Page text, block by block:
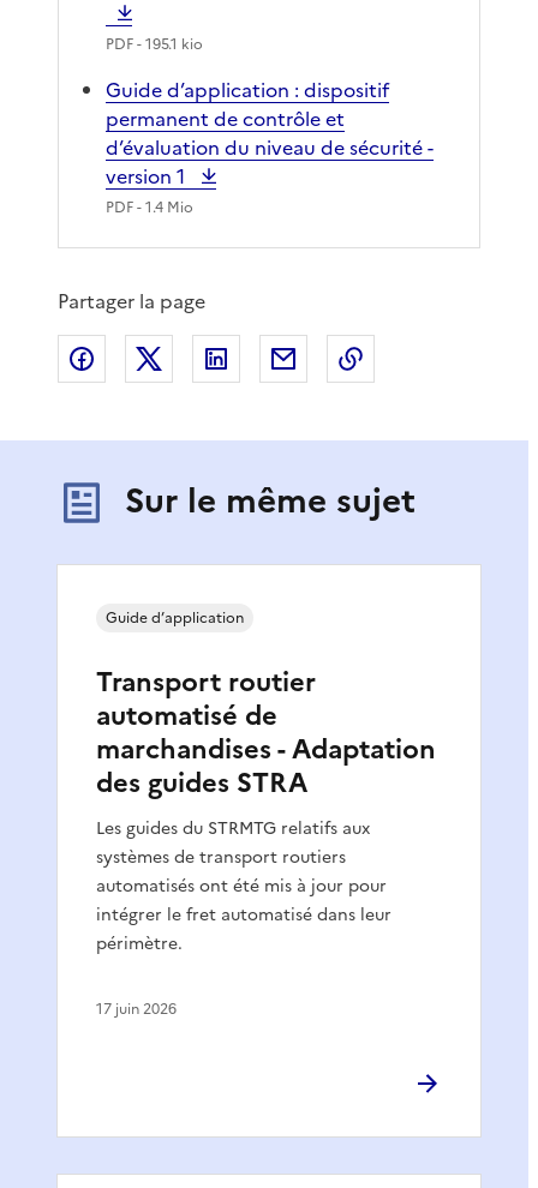
PDF- 195.1 kio
Guide d’application : dispositif
permanent de contrôle et
d’évaluation du niveau de sécurité -
version 1
PDF- 1.4 Mio
Partager la page
Partager sur Facebook
Partager sur XPartager sur LinkedIn
Partager par email
Sur le même sujet
Transport routier
automatisé de
marchandises - Adaptation
des guides STRA
Les guides du STRMTG relatifs aux
systèmes de transport routiers
automatisés ont été mis à jour pour
intégrer le fret automatisé dans leur
périmètre.
Guide d’application
17 juin 2026